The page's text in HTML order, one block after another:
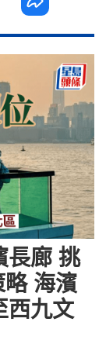
長廊 挑
海濱
西九文